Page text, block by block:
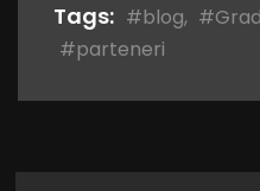
Tags: #blog,
#parteneri